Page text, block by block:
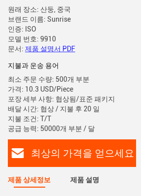
원래 장소: 산둥, 중국
브랜드 이름: Sunrise
인증: ISO
모델 번호: 9910
문서: 제품 설명서 PDF
지불과 운송 용어
최소 주문 수량: 500개 부분
가격: 10.3 USD/Piece
포장 세부 사항: 협상됨/표준 패키지
배달 시간: 협상 / 지불 후 20 일
지불 조건: T/T
공급 능력: 50000개 부분 / 달
최상의 가격을 얻으세요
제품 상세정보 제품 설명